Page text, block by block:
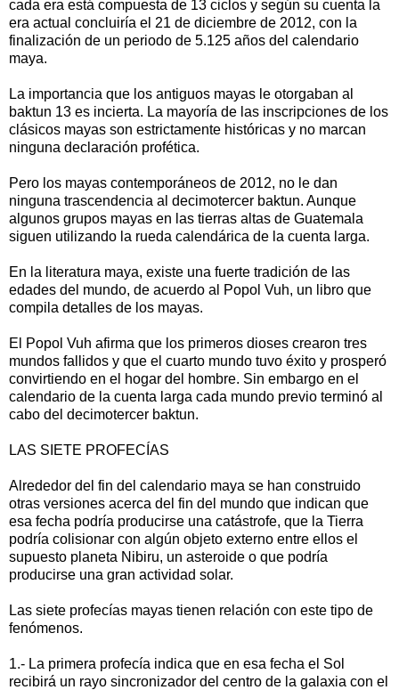
cada era está compuesta de 13 ciclos y según su cuenta la
era actual concluiría el 21 de diciembre de 2012, con la
finalización de un periodo de 5.125 años del calendario
maya.
La importancia que los antiguos mayas le otorgaban al
baktun 13 es incierta. La mayoría de las inscripciones de los
clásicos mayas son estrictamente históricas y no marcan
ninguna declaración profética.
Pero los mayas contemporáneos de 2012, no le dan
ninguna trascendencia al decimotercer baktun. Aunque
algunos grupos mayas en las tierras altas de Guatemala
siguen utilizando la rueda calendárica de la cuenta larga.
En la literatura maya, existe una fuerte tradición de las
edades del mundo, de acuerdo al Popol Vuh, un libro que
compila detalles de los mayas.
El Popol Vuh afirma que los primeros dioses crearon tres
mundos fallidos y que el cuarto mundo tuvo éxito y prosperó
convirtiendo en el hogar del hombre. Sin embargo en el
calendario de la cuenta larga cada mundo previo terminó al
cabo del decimotercer baktun.
LAS SIETE PROFECÍAS
Alrededor del fin del calendario maya se han construido
otras versiones acerca del fin del mundo que indican que
esa fecha podría producirse una catástrofe, que la Tierra
podría colisionar con algún objeto externo entre ellos el
supuesto planeta Nibiru, un asteroide o que podría
producirse una gran actividad solar.
Las siete profecías mayas tienen relación con este tipo de
fenómenos.
1.- La primera profecía indica que en esa fecha el Sol
recibirá un rayo sincronizador del centro de la galaxia con el